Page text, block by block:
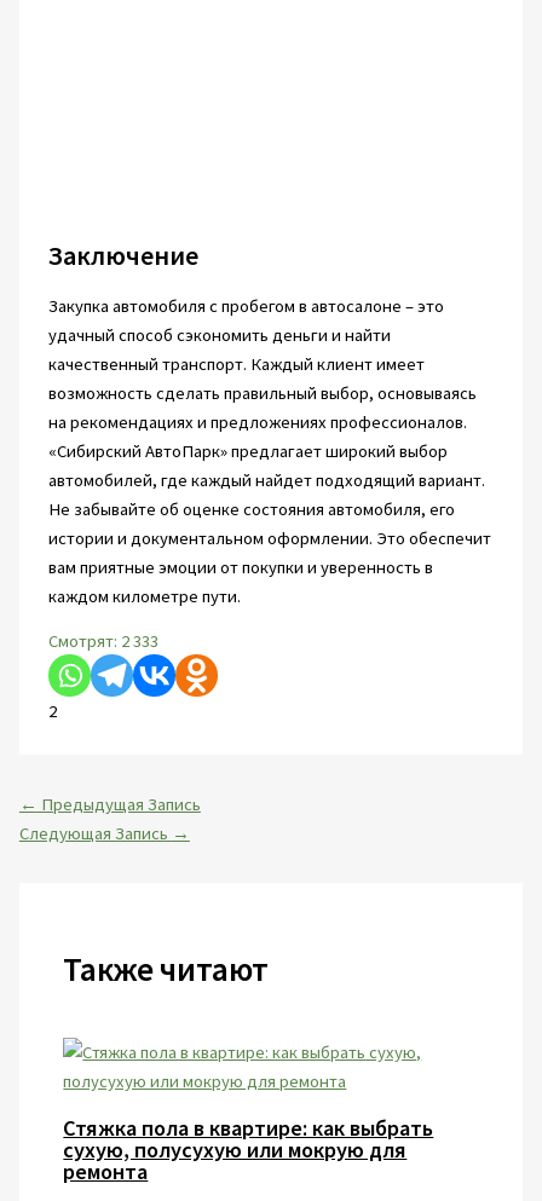
Заключение
Закупка автомобиля с пробегом в автосалоне – это
удачный способ сэкономить деньги и найти
качественный транспорт. Каждый клиент имеет
возможность сделать правильный выбор, основываясь
на рекомендациях и предложениях профессионалов.
«Сибирский АвтоПарк» предлагает широкий выбор
автомобилей, где каждый найдет подходящий вариант.
Не забывайте об оценке состояния автомобиля, его
истории и документальном оформлении. Это обеспечит
вам приятные эмоции от покупки и уверенность в
каждом километре пути.
Смотрят: 2 333
2
← Предыдущая Запись
Следующая Запись →
Также читают
Стяжка пола в квартире: как выбрать
сухую, полусухую или мокрую для
ремонта